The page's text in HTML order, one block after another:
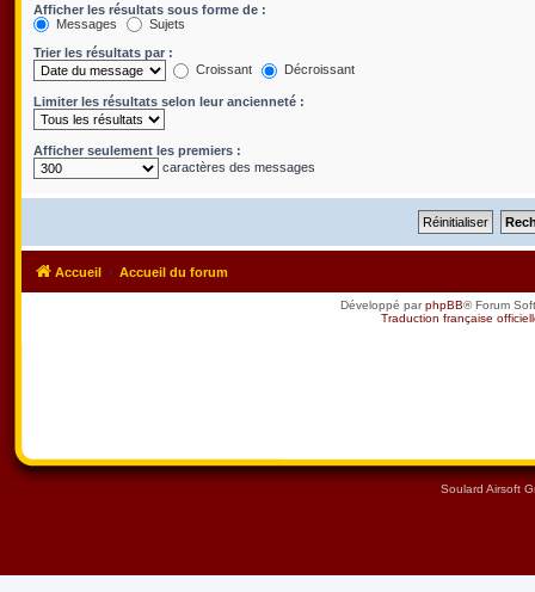
Afficher les résultats sous forme de :
Messages
Sujets
Trier les résultats par :
Croissant
Décroissant
Limiter les résultats selon leur ancienneté :
Afficher seulement les premiers :
caractères des messages
Accueil Accueil du forum
Développé parphpBB® Forum
Traduction française
Soulard Airsoft